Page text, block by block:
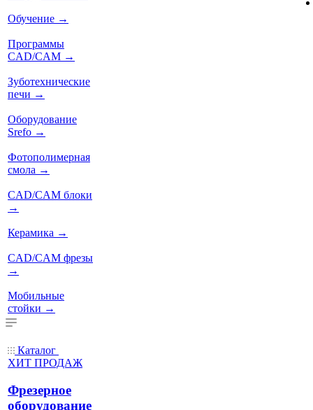
Обучение →
Программы
CAD/CAM →
Зуботехнические
печи →
Оборудование
Srefo →
Фотополимерная
смола →
CAD/CAM блоки
→
Керамика →
CAD/CAM фрезы
→
Мобильные
стойки →
Каталог
ХИТ ПРОДАЖ
Фрезерное
оборудование